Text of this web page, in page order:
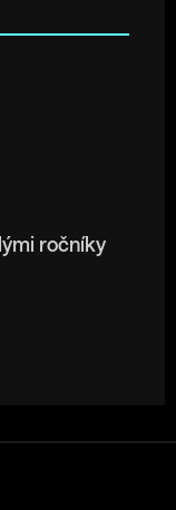
ročníky